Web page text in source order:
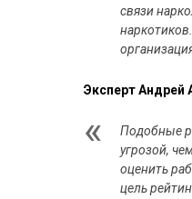
связи
Эксперт Андрей
Подобные
угрозой,
оценить
цель